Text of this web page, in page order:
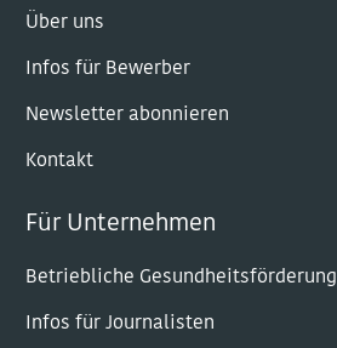
Über uns
Infos für Bewerber
Newsletter abonnieren
Kontakt
Für Unternehmen
Betriebliche Gesundheitsförderung
Infos für Journalisten